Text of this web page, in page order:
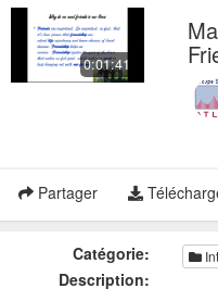
0:01:41
Partager
Catégorie:
Description: